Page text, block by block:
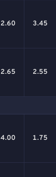
2.60 3.45
2.65 2.55
4.00 1.75